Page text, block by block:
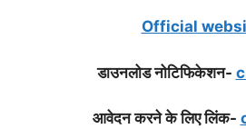
Official
डाउनलोड नोटिफिकेशन-
आवेदन करने के लिए लिंक-